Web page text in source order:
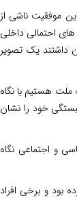
موفقیت ناشی از
احتمالی داخلی
داشتند یک تصویر
هستیم با نگاه
خود را نشان
و اجتماعی نگاه
بود و برخی افراد